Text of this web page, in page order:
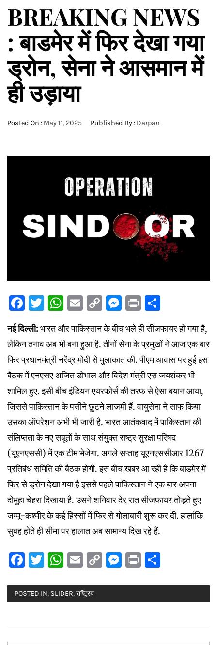
BREAKING NEWS
: बाडमेर में फ‍िर देखा गया
ड्रोन, सेना ने आसमान में
ही उड़ाया
Posted On : May 11, 2025 Published By : Darpan
Facebook
Twitter
WhatsApp
Email
CopyMessenger
Print
नई दिल्ली:भारत और पाकिस्तान के बीच भले ही सीजफायर हो गया है,
लेकिन तनाव अब भी बना हुआ है. तीनों सेना के प्रमुखों ने आज एक बार
फिर प्रधानमंत्री नरेंद्र मोदी से मुलाकात की. पीएम आवास पर हुई इस
बैठक में एनएसए अजित डोभाल और विदेश मंत्री एस जयशंकर भी
शामिल हुए. इसी बीच इंडियन एयरफोर्स की तरफ से ऐसा बयान आया,
जिससे पाकिस्तान के पसीने छूटने लाजमी हैं. वायुसेना ने साफ किया
उसका ऑपरेशन अभी भी जारी है. भारत आतंकवाद में पाकिस्तान की
संलिप्तता के नए सबूतों के साथ संयुक्त राष्ट्र सुरक्षा परिषद
(यूएनएससी) में एक टीम भेजेगा. अगले सप्ताह यूएनएससीआर 1267
प्रतिबंध समिति की बैठक होगी. इस बीच खबर आ रही है क‍ि बाडमेर में
फ‍िर से ड्रोन देखा गया है इससे पहले पाकिस्तान ने एक बार अपना
दोमुहा चेहरा दिखाया है. उसने शनिवार देर रात सीजफायर तोड़ते हुए
जम्मू-कश्मीर के कई हिस्सों में फिर से गोलाबारी शुरू कर दी. हालांकि
सुबह होते ही सीमा पर हालात अब सामान्य दिख रहे हैं.
Facebook
Twitter
WhatsApp
Email
CopyMessenger
Print
POSTED IN: SLIDER,राष्ट्रिय